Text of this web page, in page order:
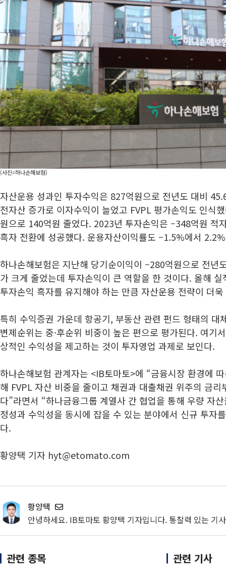
(사진=하나손해보험)
자산운용 성과인 투자수익은 827억원으로 전년도 대비
전자산 증가로 이자수익이 늘었고 FVPL 평가손익도 인식
원으로 140억원 줄었다. 2023년 투자손익은 –348억원 적
흑자 전환에 성공했다. 운용자산이익률도 –1.5%에서
하나손해보험은 지난해 당기순이익이 –280억원으로 전년
가 크게 줄었는데 투자손익이 큰 역할을 한 것이다. 올해
투자손익 흑자를 유지해야 하는 만큼 자산운용 전략이 더
특히 수익증권 가운데 항공기, 부동산 관련 펀드 형태의 대
변제순위는 중·후순위 비중이 높은 편으로 평가된다. 여기
상적인 수익성을 제고하는 것이 투자영업 과제로 보인다.
하나손해보험 관계자는 <IB토마토>에 “금융시장 환경에
해 FVPL 자산 비중을 줄이고 채권과 대출채권 위주의 금
다”라면서 “하나금융그룹 계열사 간 협업을 통해 우량 자
정성과 수익성을 동시에 잡을 수 있는 분야에서 신규 투자
다.
황양택 기자 hyt@etomato.com
황양택
안녕하세요. IB토마토 황양택 기자입니다. 통찰력 있는 기
관련 종목 관련 기사